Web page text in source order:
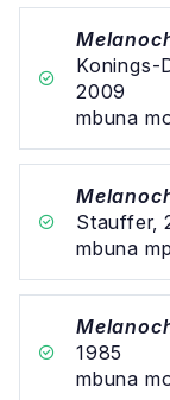
Konings-
2009
mbuna
Stauffer,
mbuna
1985
mbuna